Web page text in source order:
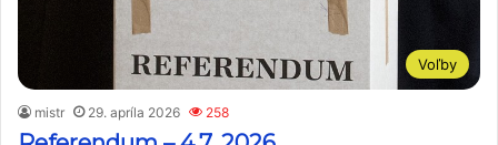
Voľby
mistr 29. apríla 2026 258